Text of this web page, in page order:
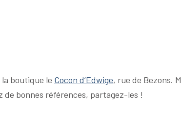
boutique le Cocon d’Edwige, rue de Bezons. M
de bonnes références, partagez-les !